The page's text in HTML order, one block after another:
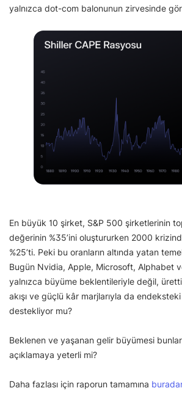
yalnızca dot-com balonunun zirvesinde
En büyük 10 şirket, S&P 500 şirketlerinin
değerinin %35’ini oluştururken 2000
%25’ti. Peki bu oranların altında yatan
Bugün Nvidia, Apple, Microsoft, Alphabet
yalnızca büyüme beklentileriyle değil,
akışı ve güçlü kâr marjlarıyla da endeksteki
destekliyor mu?
Beklenen ve yaşanan gelir büyümesi
açıklamaya yeterli mi?
Daha fazlası için raporun tamamına